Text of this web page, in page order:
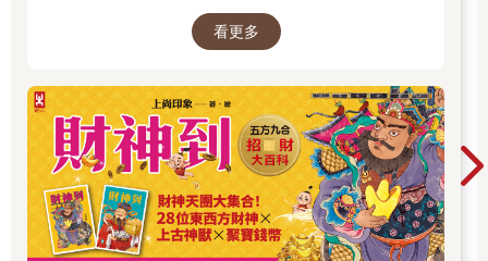
主交友、遊樂、風流、酒色、漂亮、多才多藝、感情不穩定。
（3）四墓之地：辰、戌、丑、未四宮乃長生十二神順行之「墓
進這四宮。此四宮主刑，並主孤獨、六親緣薄、易到外地發展。
（4）天羅地網：辰宮為天羅，戌宮乃地網，此二宮主困。
（5）雷門：卯宮居東，震卦之位，震為雷，故稱雷門。
（6）四庫之地：丑宮為金庫（巳酉丑三合金局），未宮為木庫
（亥卯未三合木局），辰宮為水庫（申子辰三合水局），戌宮為
火庫（寅午戌三合火局），所以此四宮合稱「四庫之地」。注
意，此四宮在（3）中還稱為「四墓之地」。
（7）天門：亥宮為天門。「諸星會惡，朝天反吉」，故此宮較不
慧與正能量；從神話、文學、歷史到民間信仰，
看更多